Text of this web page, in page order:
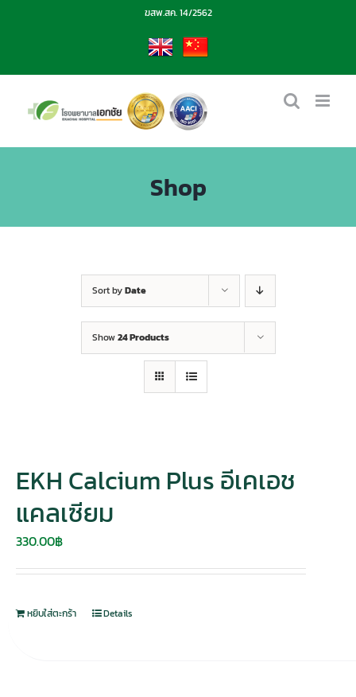
ฆสพ.สค. 14/2562
EN CN
Shop
Sort byDate
Show24 Products
EKH Calcium Plus อีเคเอช
แคลเซียม
330.00฿
หยิบใส่ตะกร้า Details